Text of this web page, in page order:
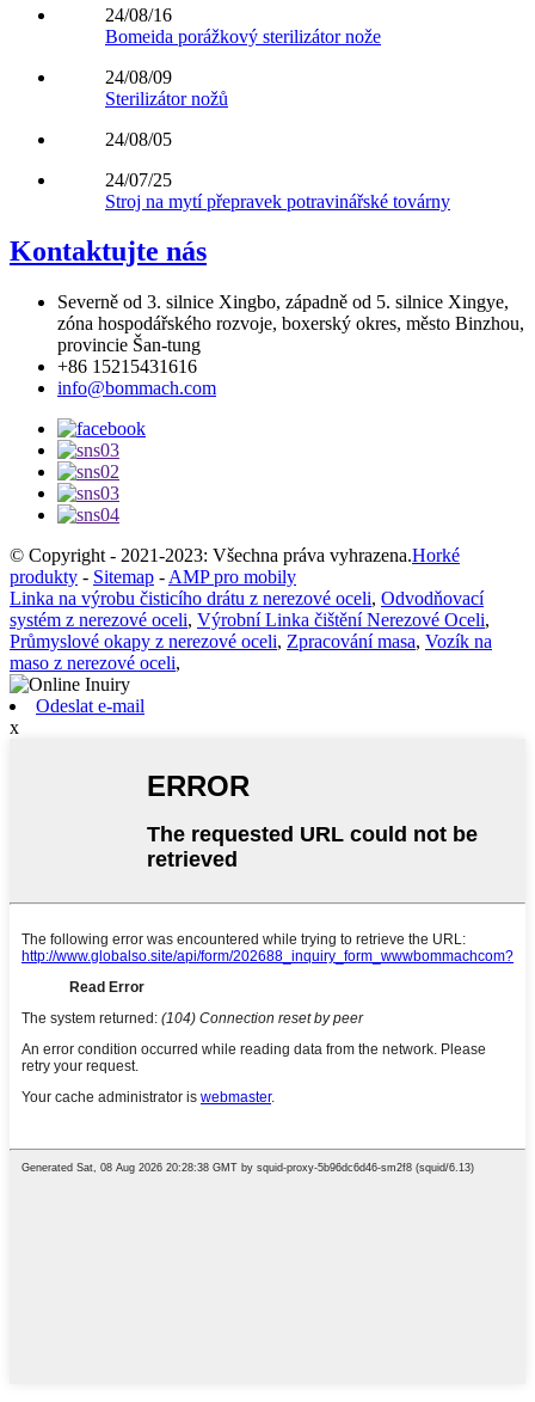
24/08/16
Bomeida porážkový sterilizátor nože
24/08/09
Sterilizátor nožů
24/08/05
24/07/25
Stroj na mytí přepravek potravinářské továrny
Kontaktujte nás
Severně od 3. silnice Xingbo, západně od 5. silnice Xingye,
zóna hospodářského rozvoje, boxerský okres, město Binzhou,
provincie Šan-tung
+86 15215431616
info@bommach.com
© Copyright - 2021-2023: Všechna práva vyhrazena.Horké
produkty - Sitemap - AMP pro mobily
Linka na výrobu čisticího drátu z nerezové oceli, Odvodňovací
systém z nerezové oceli, Výrobní Linka čištění Nerezové Oceli,
Průmyslové okapy z nerezové oceli, Zpracování masa, Vozík na
maso z nerezové oceli,
Odeslat e-mail
x